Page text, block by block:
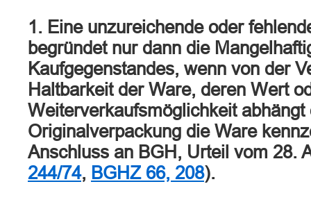
1. Eine unzureichende oder
begründet nur dann die
Kaufgegenstandes, wenn von der
Haltbarkeit der Ware, deren Wert
Weiterverkaufsmöglichkeit abhängt
Originalverpackung die Ware
Anschluss an BGH, Urteil vom 28.
244/74, BGHZ 66, 208).